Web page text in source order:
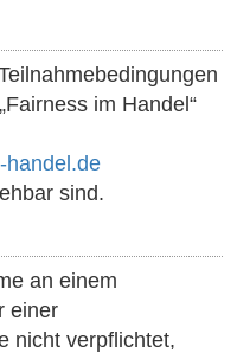
im Handel“
handel.de
sind.
an einem
einer
nicht verpflichtet,